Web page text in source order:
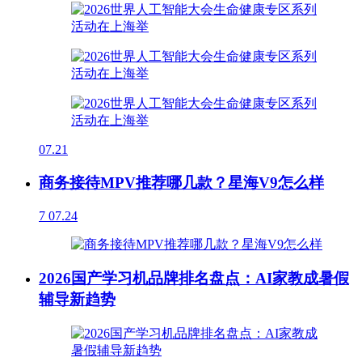
07.21
商务接待MPV推荐哪几款？星海V9怎么样
7 07.24
2026国产学习机品牌排名盘点：AI家教成暑假
辅导新趋势